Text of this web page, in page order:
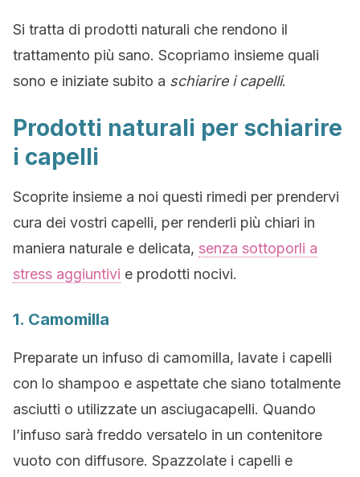
Si tratta di prodotti naturali che rendono il
trattamento più sano. Scopriamo insieme quali
sono e iniziate subito a schiarire i capelli.
Prodotti naturali per schiarire
i capelli
Scoprite insieme a noi questi rimedi per prendervi
cura dei vostri capelli, per renderli più chiari in
maniera naturale e delicata, senza sottoporli a
stress aggiuntivi e prodotti nocivi.
1. Camomilla
Preparate un infuso di camomilla, lavate i capelli
con lo shampoo e aspettate che siano totalmente
asciutti o utilizzate un asciugacapelli. Quando
l’infuso sarà freddo versatelo in un contenitore
vuoto con diffusore. Spazzolate i capelli e